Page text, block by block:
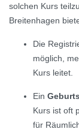
solchen Kurs
Breitenhagen
Die
möglich,
Kurs leitet.
Ein
Kurs ist oft
für